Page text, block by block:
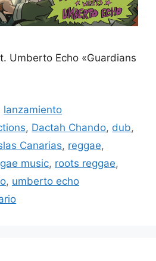
Umberto Echo «Guardians
lanzamiento
, Dactah Chando, dub,
Canarias, reggae,
music, roots reggae,
, umberto echo